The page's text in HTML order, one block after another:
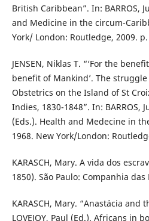
British Caribbean”. In: BARROS,
and Medicine in the circum-
York/ London: Routledge, 2009. p.
JENSEN, Niklas T. “‘For the
benefit of Mankind’. The
Obstetrics on the Island of St
Indies, 1830-1848”. In: BARROS,
(Eds.). Health and Medecine in
1968. New York/London:
KARASCH, Mary. A vida dos
1850). São Paulo: Companhia das
KARASCH, Mary. “Anastácia and
LOVEJOY, Paul (Ed.). Africans in